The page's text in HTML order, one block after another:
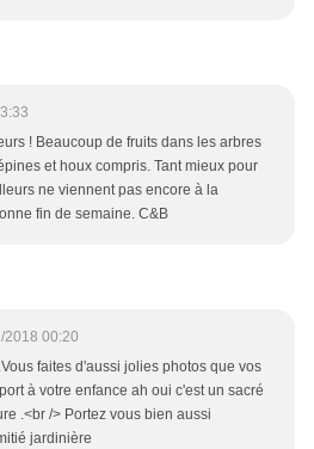
! Beaucoup de fruits dans les arbres
et houx compris. Tant mieux pour
ne viennent pas encore à la
fin de semaine. C&B
2018 00:20
faites d'aussi jolies photos que vos
à votre enfance ah oui c'est un sacré
.<br /> Portez vous bien aussi
jardinière